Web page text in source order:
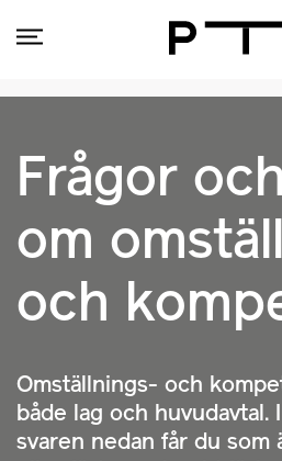
Frågor
om
och
Omställnings- och
både lag och huvudavtal.
svaren nedan får du som